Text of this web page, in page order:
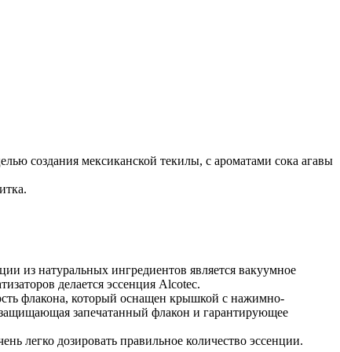
создания мексиканской текилы, с ароматами сока агавы
из натуральных ингредиентов является вакуумное
делается эссенция Alcotec.
флакона, который оснащен крышкой с нажимно-
запечатанный флакон и гарантирующее
легко дозировать правильное количество эссенции.